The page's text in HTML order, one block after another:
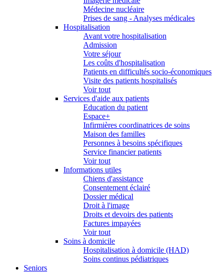
Médecine nucléaire
Prises de sang - Analyses médicales
Hospitalisation
Avant votre hospitalisation
Admission
Votre séjour
Les coûts d'hospitalisation
Patients en difficultés socio-économiques
Visite des patients hospitalisés
Voir tout
Services d'aide aux patients
Education du patient
Espace+
Infirmières coordinatrices de soins
Maison des familles
Personnes à besoins spécifiques
Service financier patients
Voir tout
Informations utiles
Chiens d'assistance
Consentement éclairé
Dossier médical
Droit à l'image
Droits et devoirs des patients
Factures impayées
Voir tout
Soins à domicile
Hospitalisation à domicile (HAD)
Soins continus pédiatriques
Seniors